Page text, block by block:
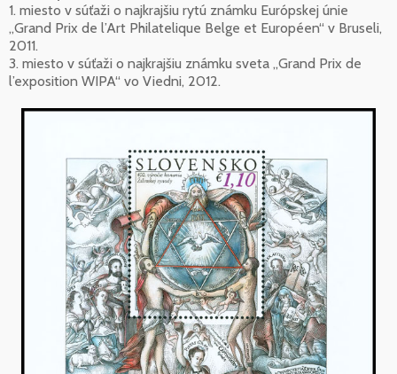
1. miesto v súťaži o najkrajšiu rytú známku Európskej únie
„Grand Prix de l’Art Philatelique Belge et Européen“ v Bruseli,
2011.
3. miesto v súťaži o najkrajšiu známku sveta „Grand Prix de
l’exposition WIPA“ vo Viedni, 2012.